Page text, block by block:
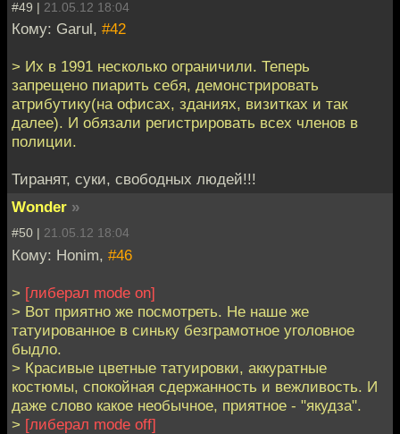
#49 | 21.05.12 18:04
Кому: Garul, #42
> Их в 1991 несколько ограничили. Теперь
запрещено пиарить себя, демонстрировать
атрибутику(на офисах, зданиях, визитках и так
далее). И обязали регистрировать всех членов в
полиции.
Тиранят, суки, свободных людей!!!
Wonder »
#50 | 21.05.12 18:04
Кому: Honim, #46
> [либерал mode on]
> Вот приятно же посмотреть. Не наше же
татуированное в синьку безграмотное уголовное
быдло.
> Красивые цветные татуировки, аккуратные
костюмы, спокойная сдержанность и вежливость. И
даже слово какое необычное, приятное - "якудза".
> [либерал mode off]